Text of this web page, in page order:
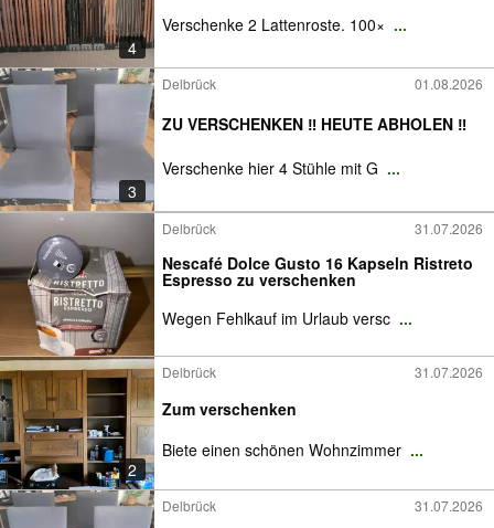
4
Verschenke 2 Lattenroste. 100× ...
3
Delbrück 01.08.2026
ZU VERSCHENKEN ‼️ HEUTE ABHOLEN ‼️
Verschenke hier 4 Stühle mit G ...
Delbrück 31.07.2026
Nescafé Dolce Gusto 16 Kapseln Ristreto
Espresso zu verschenken
Wegen Fehlkauf im Urlaub versc ...
2
Delbrück 31.07.2026
Zum verschenken
Biete einen schönen Wohnzimmer ...
Delbrück 31.07.2026